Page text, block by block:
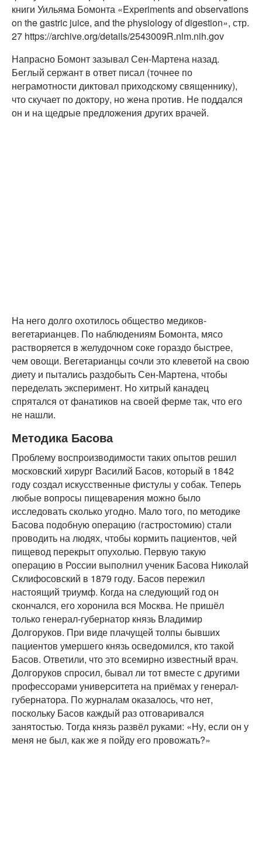
книги Уильяма Бомонта «Experiments and observations
on the gastric juice, and the physiology of digestion», стр.
27 https://archive.org/details/2543009R.nlm.nih.gov
Напрасно Бомонт зазывал Сен-Мартена назад.
Беглый сержант в ответ писал (точнее по
неграмотности диктовал приходскому священнику),
что скучает по доктору, но жена против. Не поддался
он и на щедрые предложения других врачей.
На него долго охотилось общество медиков-
вегетарианцев. По наблюдениям Бомонта, мясо
растворяется в желудочном соке гораздо быстрее,
чем овощи. Вегетарианцы сочли это клеветой на свою
диету и пытались раздобыть Сен-Мартена, чтобы
переделать эксперимент. Но хитрый канадец
спрятался от фанатиков на своей ферме так, что его
не нашли.
Методика Басова
Проблему воспроизводимости таких опытов решил
московский хирург Василий Басов, который в 1842
году создал искусственные фистулы у собак. Теперь
любые вопросы пищеварения можно было
исследовать сколько угодно. Мало того, по методике
Басова подобную операцию (гастростомию) стали
проводить на людях, чтобы кормить пациентов, чей
пищевод перекрыт опухолью. Первую такую
операцию в России выполнил ученик Басова Николай
Склифосовский в 1879 году. Басов пережил
настоящий триумф. Когда на следующий год он
скончался, его хоронила вся Москва. Не пришёл
только генерал-губернатор князь Владимир
Долгоруков. При виде плачущей толпы бывших
пациентов умершего князь осведомился, кто такой
Басов. Ответили, что это всемирно известный врач.
Долгоруков спросил, бывал ли тот вместе с другими
профессорами университета на приёмах у генерал-
губернатора. По журналам оказалось, что нет,
поскольку Басов каждый раз отговаривался
занятостью. Тогда князь развёл руками: «Ну, если он у
меня не был, как же я пойду его провожать?»